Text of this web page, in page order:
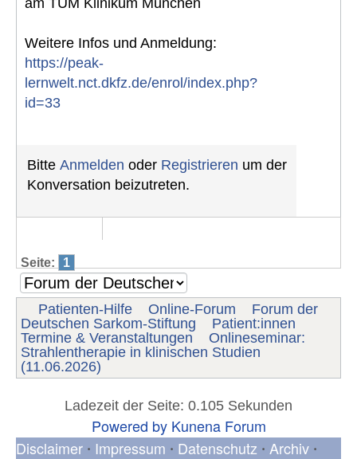
Weitere Infos und Anmeldung:
https://peak-
lernwelt.nct.dkfz.de/enrol/index.php?
id=33
Bitte Anmelden oder Registrieren um der
Konversation beizutreten.
Seite: 1
Patienten-Hilfe Online-Forum
Forum der
Deutschen Sarkom-Stiftung
Patient:innen
Termine & Veranstaltungen
Onlineseminar:
Strahlentherapie in klinischen Studien
(11.06.2026)
Ladezeit der Seite: 0.105 Sekunden
Powered by Kunena Forum
Disclaimer • Impressum • Datenschutz • Archiv •